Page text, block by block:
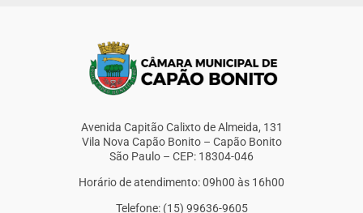
Avenida Capitão Calixto de Almeida, 131
Vila Nova Capão Bonito – Capão Bonito
São Paulo – CEP: 18304-046
Horário de atendimento: 09h00 às 16h00
Telefone: (15) 99636-9605